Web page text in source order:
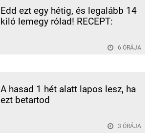
Edd ezt egy hétig, és legalább 14
kiló lemegy rólad! RECEPT:
6 ÓRÁJA
A hasad 1 hét alatt lapos lesz, ha
ezt betartod
3 ÓRÁJA